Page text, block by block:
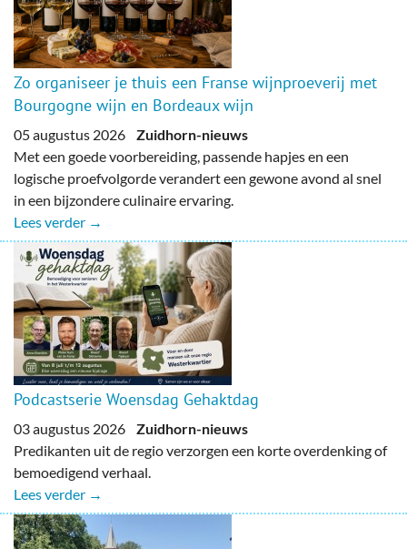
Zo organiseer je thuis een Franse wijnproeverij met
Bourgogne wijn en Bordeaux wijn
05 augustus 2026 Zuidhorn-nieuws
Met een goede voorbereiding, passende hapjes en een
logische proefvolgorde verandert een gewone avond al snel
in een bijzondere culinaire ervaring.
Lees verder →
Podcastserie Woensdag Gehaktdag
03 augustus 2026 Zuidhorn-nieuws
Predikanten uit de regio verzorgen een korte overdenking of
bemoedigend verhaal.
Lees verder →